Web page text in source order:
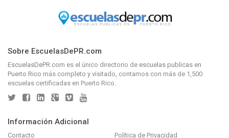
Sobre EscuelasDePR.com
EscuelasDePR.com es el único directorio de escuelas publicas en
Puerto Rico más completo y visitado, contamos con más de 1,500
escuelas certificadas en Puerto Rico.
Información Adicional
Contacto Política de Privacidad